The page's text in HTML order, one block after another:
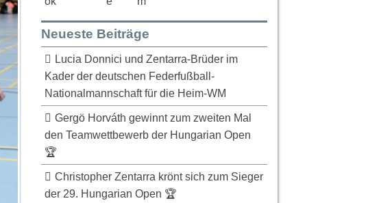
Neueste Beiträge
Lucia Donnici und Zentarra-Brüder im
Kader der deutschen Federfußball-
Nationalmannschaft für die Heim-WM
Gergö Horváth gewinnt zum zweiten Mal
den Teamwettbewerb der Hungarian Open
🏆
Christopher Zentarra krönt sich zum Sieger
der 29. Hungarian Open 🏆